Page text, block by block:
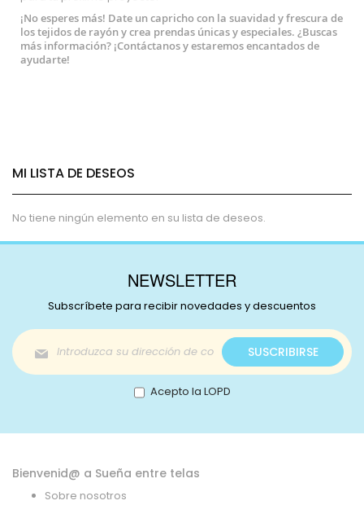
¡No esperes más! Date un capricho con la suavidad y frescura de
los tejidos de rayón y crea prendas únicas y especiales. ¿Buscas
más información? ¡Contáctanosy estaremos encantados de
ayudarte!
MI LISTA DE DESEOS
No tiene ningún elemento en su lista de deseos.
NEWSLETTER
Subscríbete para recibir novedades y descuentos
Inscríbase
a
nuestro
boletín
de
SUSCRIBIRSE
Acepto la LOPD
Bienvenid@ a Sueña entre telas
Sobre nosotros